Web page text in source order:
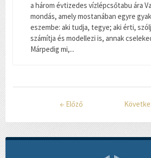
a három évtizedes vízlépcsőtabu ára
mondás, amely mostanában egyre
eszembe: aki tudja, tegye; aki érti,
számítja és modellezi is, annak
Márpedig mi,...
← Előző